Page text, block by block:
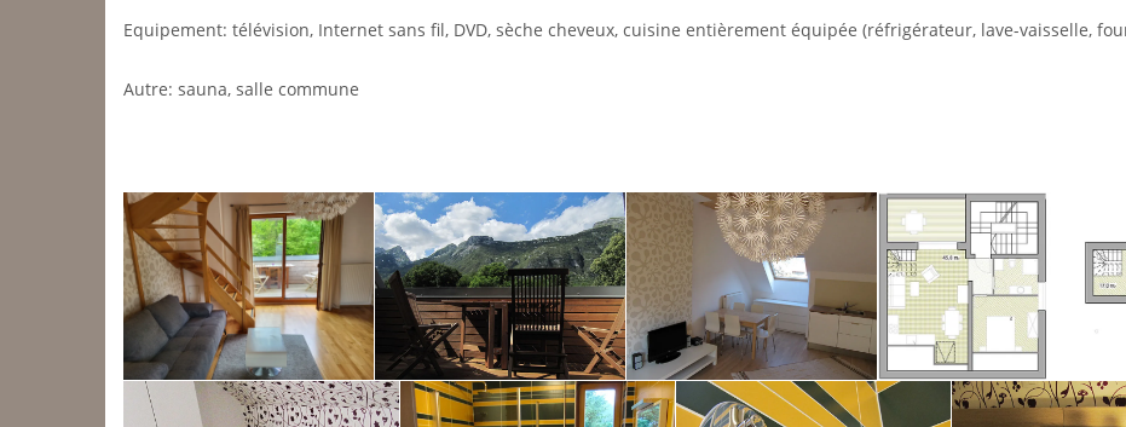
Equipement: télévision, Internet sans fil, DVD, sèche cheveux, cuisine entièrement équipée (réfrigérateur, lave-vaisselle,
Autre: sauna, salle commune